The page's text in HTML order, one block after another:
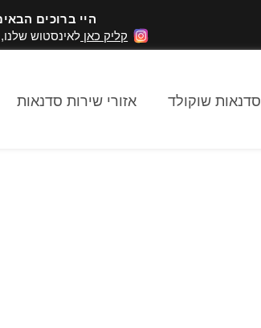
היי ברוכים
קליק כאן לאינסטוש
סדנאות שוקולד אזורי שירות סדנאות